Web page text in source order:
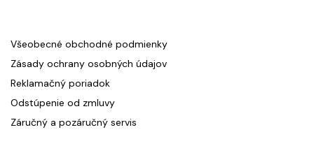
Všeobecné obchodné podmienky
Zásady ochrany osobných údajov
Reklamačný poriadok
Odstúpenie od zmluvy
Záručný a pozáručný servis